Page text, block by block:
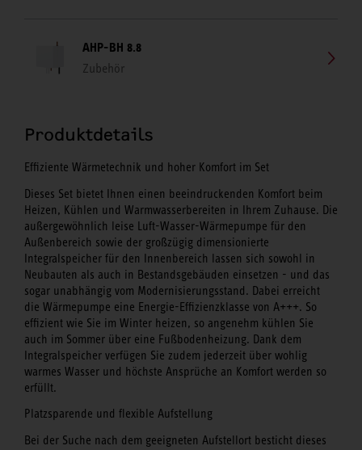
AHP-BH 8.8
Zubehör
Produktdetails
Effiziente Wärmetechnik und hoher Komfort im Set
Dieses Set bietet Ihnen einen beeindruckenden Komfort beim
Heizen, Kühlen und Warmwasserbereiten in Ihrem Zuhause. Die
außergewöhnlich leise Luft-Wasser-Wärmepumpe für den
Außenbereich sowie der großzügig dimensionierte
Integralspeicher für den Innenbereich lassen sich sowohl in
Neubauten als auch in Bestandsgebäuden einsetzen - und das
sogar unabhängig vom Modernisierungsstand. Dabei erreicht
die Wärmepumpe eine Energie-Effizienzklasse von A+++. So
effizient wie Sie im Winter heizen, so angenehm kühlen Sie
auch im Sommer über eine Fußbodenheizung. Dank dem
Integralspeicher verfügen Sie zudem jederzeit über wohlig
warmes Wasser und höchste Ansprüche an Komfort werden so
erfüllt.
Platzsparende und flexible Aufstellung
Bei der Suche nach dem geeigneten Aufstellort besticht dieses